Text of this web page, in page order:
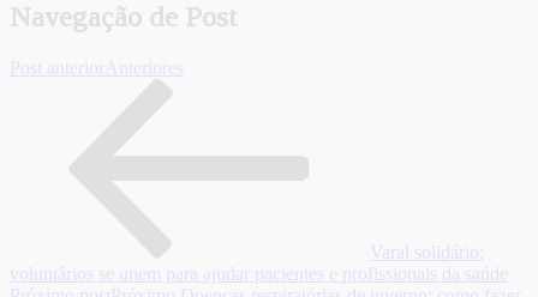
Navegação de Post
Post anterior Anteriores
Varal solidário:
voluntários se unem para ajudar pacientes e profissionais da saúde